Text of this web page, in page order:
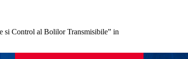
si Control al Bolilor Transmisibile” in